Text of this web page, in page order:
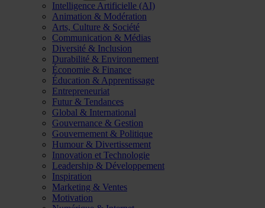
Intelligence Artificielle (AI)
Animation & Modération
Arts, Culture & Société
Communication & Médias
Diversité & Inclusion
Durabilité & Environnement
Économie & Finance
Éducation & Apprentissage
Entrepreneuriat
Futur & Tendances
Global & International
Gouvernance & Gestion
Gouvernement & Politique
Humour & Divertissement
Innovation et Technologie
Leadership & Développement
Inspiration
Marketing & Ventes
Motivation